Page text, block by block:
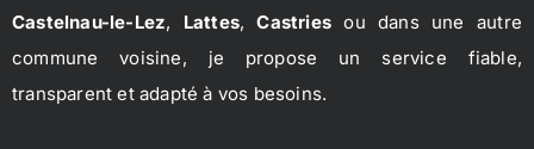
Castelnau-le-Lez, Lattes,Castries ou dans une autre
commune voisine, je propose un service fiable,
transparent et adapté à vos besoins.